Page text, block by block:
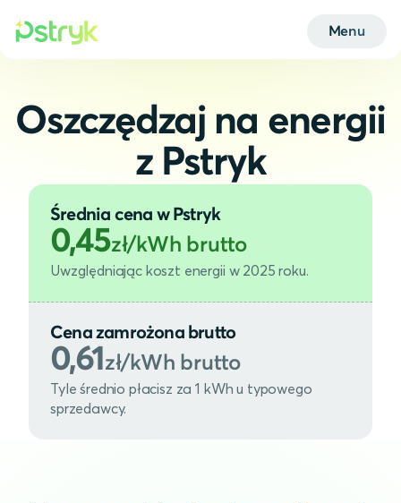
Menu
Oszczędzaj na energii
z Pstryk
Średnia cena w Pstryk
0,45zł/kWh brutto
Uwzględniając koszt energii w 2025 roku.
Cena zamrożona brutto
0,61 zł/kWh brutto
Tyle średnio płacisz za 1 kWh u typowego
sprzedawcy.